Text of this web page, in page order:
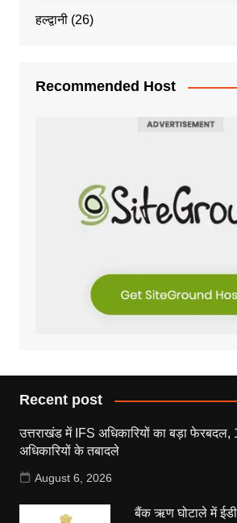
हल्द्वानी(26)
Recommended Host
Recent post
उत्तराखंड में IFS अधिकारियों का बड़ा
अधिकारियों के तबादले
August 6, 2026
बैंक ऋण घोटाले में ईडी